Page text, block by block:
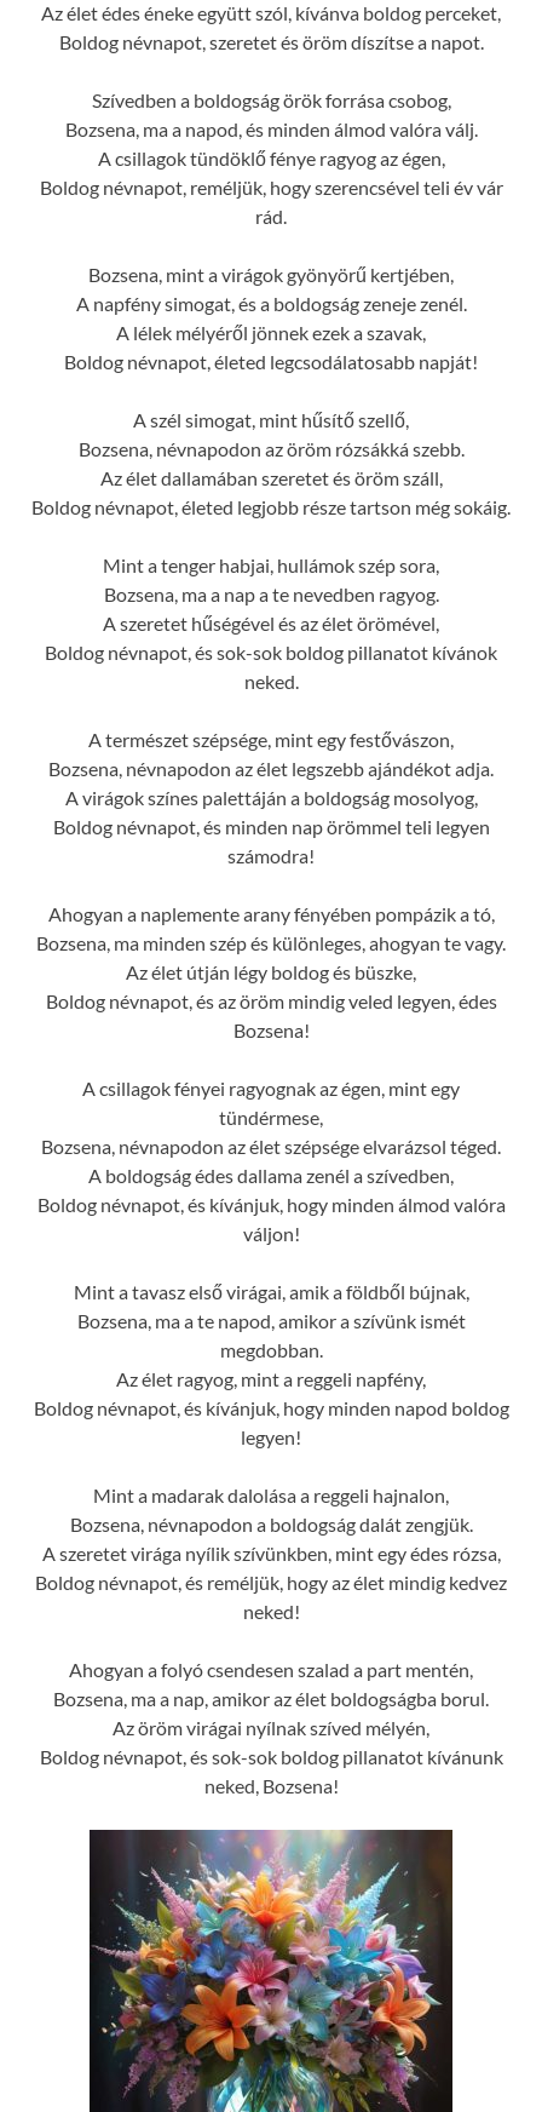
Az élet édes éneke együtt szól, kívánva boldog perceket,
Boldog névnapot, szeretet és öröm díszítse a napot.
Szívedben a boldogság örök forrása csobog,
Bozsena, ma a napod, és minden álmod valóra válj.
A csillagok tündöklő fénye ragyog az égen,
Boldog névnapot, reméljük, hogy szerencsével teli év vár
rád.
Bozsena, mint a virágok gyönyörű kertjében,
A napfény simogat, és a boldogság zeneje zenél.
A lélek mélyéről jönnek ezek a szavak,
Boldog névnapot, életed legcsodálatosabb napját!
A szél simogat, mint hűsítő szellő,
Bozsena, névnapodon az öröm rózsákká szebb.
Az élet dallamában szeretet és öröm száll,
Boldog névnapot, életed legjobb része tartson még sokáig.
Mint a tenger habjai, hullámok szép sora,
Bozsena, ma a nap a te nevedben ragyog.
A szeretet hűségével és az élet örömével,
Boldog névnapot, és sok-sok boldog pillanatot kívánok
neked.
A természet szépsége, mint egy festővászon,
Bozsena, névnapodon az élet legszebb ajándékot adja.
A virágok színes palettáján a boldogság mosolyog,
Boldog névnapot, és minden nap örömmel teli legyen
számodra!
Ahogyan a naplemente arany fényében pompázik a tó,
Bozsena, ma minden szép és különleges, ahogyan te vagy.
Az élet útján légy boldog és büszke,
Boldog névnapot, és az öröm mindig veled legyen, édes
Bozsena!
A csillagok fényei ragyognak az égen, mint egy
tündérmese,
Bozsena, névnapodon az élet szépsége elvarázsol téged.
A boldogság édes dallama zenél a szívedben,
Boldog névnapot, és kívánjuk, hogy minden álmod valóra
váljon!
Mint a tavasz első virágai, amik a földből bújnak,
Bozsena, ma a te napod, amikor a szívünk ismét
megdobban.
Az élet ragyog, mint a reggeli napfény,
Boldog névnapot, és kívánjuk, hogy minden napod boldog
legyen!
Mint a madarak dalolása a reggeli hajnalon,
Bozsena, névnapodon a boldogság dalát zengjük.
A szeretet virága nyílik szívünkben, mint egy édes rózsa,
Boldog névnapot, és reméljük, hogy az élet mindig kedvez
neked!
Ahogyan a folyó csendesen szalad a part mentén,
Bozsena, ma a nap, amikor az élet boldogságba borul.
Az öröm virágai nyílnak szíved mélyén,
Boldog névnapot, és sok-sok boldog pillanatot kívánunk
neked, Bozsena!